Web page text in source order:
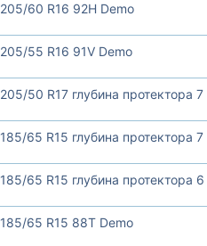
205/60 R16 92H Demo
205/55 R16 91V Demo
205/50 R17 глубина протектора
185/65 R15 глубина протектора
185/65 R15 глубина протектора
185/65 R15 88T Demo